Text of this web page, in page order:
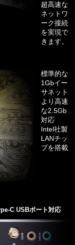
超高速な
ネットワ
ーク接続
を実現で
きます。
標準的な
1Gbイー
サネット
より高速
な2.5Gb
対応
Intel社製
LANチッ
プを搭載
C USBポート対応